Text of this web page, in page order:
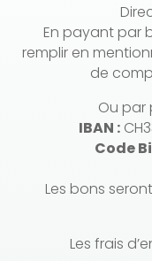
En payant par
remplir en
de
Ou par
IBAN :
Code
Les bons
Les frais